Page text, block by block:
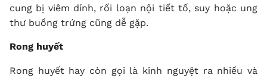
cung bị viêm dính, rối loạn nội tiết tố, suy hoặc ung
thư buồng trứng cũng dễ gặp.
Rong huyết
Rong huyết hay còn gọi là kinh nguyệt ra nhiều và